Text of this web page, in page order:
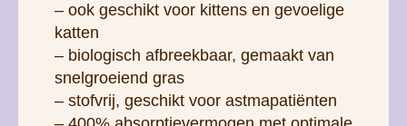
– ook geschikt voor kittens en gevoelige
katten
– biologisch afbreekbaar, gemaakt van
snelgroeiend gras
– stofvrij, geschikt voor astmapatiënten